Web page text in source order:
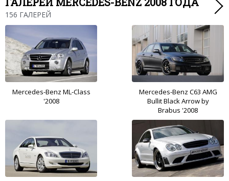
156 ГАЛЕРЕЙ
Mercedes-Benz ML-Class
'2008
Mercedes-Benz C63 AMG
Bullit Black Arrow by
Brabus '2008